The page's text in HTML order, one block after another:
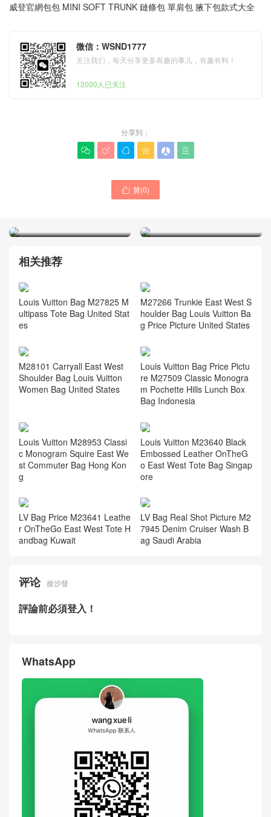
威登官網包包 MINI SOFT TRUNK 鏈條包 單肩包 腋下包款式大全
微信：WSND1777
关注我们，每天分享更多有趣的事儿，有趣有料！
12000人已关注
分享到：
     
 贊(0)
LV路易威登包包官網款式大
M46581
路易威登LV官網品牌材質尺
M46548
相关推荐
Louis Vuitton Bag M27825 M
ultipass Tote Bag United Stat
es
M27266 Trunkie East West S
houlder Bag Louis Vuitton Ba
g Price Picture United States
M28101 Carryall East West
Shoulder Bag Louis Vuitton
Women Bag United States
Louis Vuitton Bag Price Pictu
re M27509 Classic Monogra
m Pochette Hills Lunch Box
Bag Indonesia
Louis Vuitton M28953 Classi
c Monogram Squire East We
st Commuter Bag Hong Kon
g
Louis Vuitton M23640 Black
Embossed Leather OnTheG
o East West Tote Bag Singap
ore
LV Bag Price M23641 Leathe
r OnTheGo East West Tote H
andbag Kuwait
LV Bag Real Shot Picture M2
7945 Denim Cruiser Wash B
ag Saudi Arabia
评论 搶沙發
評論前必須登入！
WhatsApp